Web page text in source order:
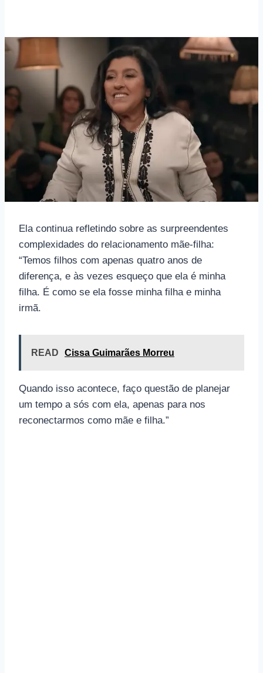
Ela continua refletindo sobre as surpreendentes
complexidades do relacionamento mãe-filha:
“Temos filhos com apenas quatro anos de
diferença, e às vezes esqueço que ela é minha
filha. É como se ela fosse minha filha e minha
irmã.
READ Cissa Guimarães Morreu
Quando isso acontece, faço questão de planejar
um tempo a sós com ela, apenas para nos
reconectarmos como mãe e filha.”